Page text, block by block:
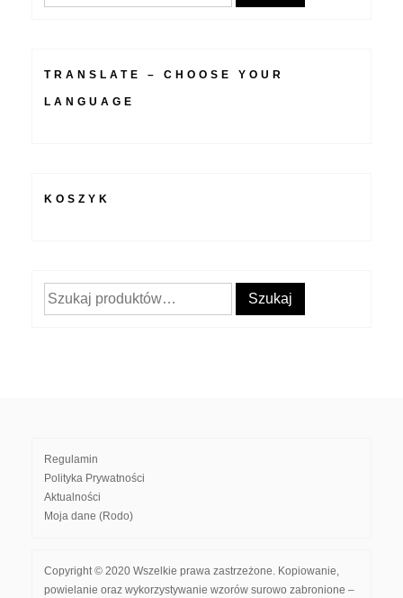
TRANSLATE – CHOOSE YOUR
LANGUAGE
KOSZYK
Szukaj: Szukaj
Regulamin
Polityka Prywatności
Aktualności
Moja dane (Rodo)
Copyright © 2020 Wszelkie prawa zastrzeżone. Kopiowanie,
powielanie oraz wykorzystywanie wzorów surowo zabronione –